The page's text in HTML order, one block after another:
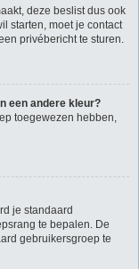
deze beslist dus ook
starten, moet je contact
privébericht te sturen.
een andere kleur?
toegewezen hebben,
je standaard
te bepalen. De
gebruikersgroep te